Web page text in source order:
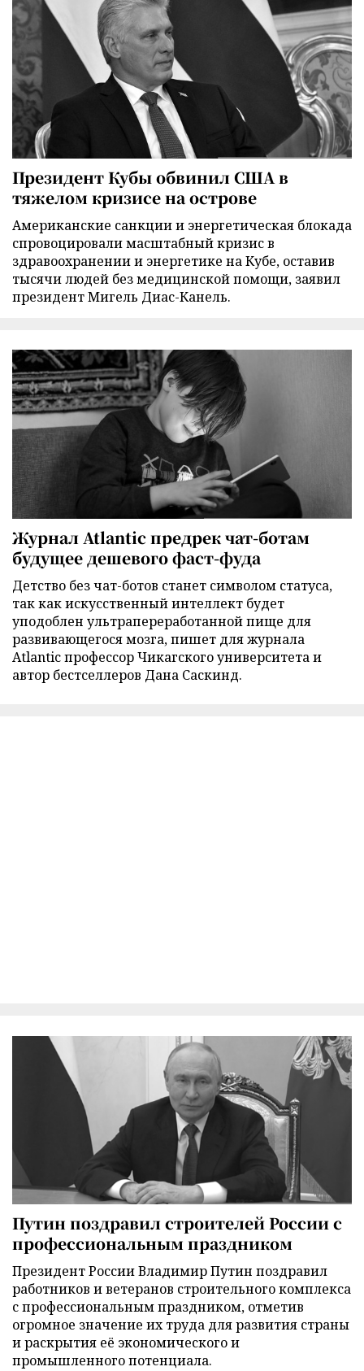
Президент Кубы обвинил США в
тяжелом кризисе на острове
Американские санкции и энергетическая блокада
спровоцировали масштабный кризис в
здравоохранении и энергетике на Кубе, оставив
тысячи людей без медицинской помощи, заявил
президент Мигель Диас-Канель.
Журнал Atlantic предрек чат-ботам
будущее дешевого фаст-фуда
Детство без чат-ботов станет символом статуса,
так как искусственный интеллект будет
уподоблен ультрапереработанной пище для
развивающегося мозга, пишет для журнала
Atlantic профессор Чикагского университета и
автор бестселлеров Дана Саскинд.
Путин поздравил строителей России с
профессиональным праздником
Президент России Владимир Путин поздравил
работников и ветеранов строительного комплекса
с профессиональным праздником, отметив
огромное значение их труда для развития страны
и раскрытия её экономического и
промышленного потенциала.